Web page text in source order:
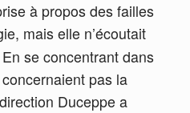
à propos des failles
mais elle n’écoutait
En se concentrant dans
pas la
Duceppe a